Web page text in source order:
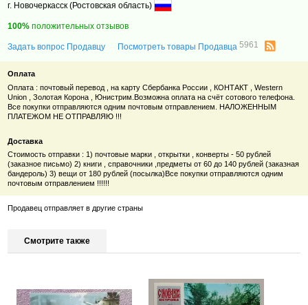
г. Новочеркасск (Ростовская область)
100% положительных отзывов
Задать вопрос Продавцу Посмотреть товары Продавца5961
Оплата
Оплата : почтовый перевод , на карту Сбербанка России , КОНТАКТ , Western
Union , Золотая Корона , Юнистрим.Возможна оплата на счёт сотового телефона.
Все покупки отправляются одним почтовым отправлением. НАЛОЖЕННЫМ
ПЛАТЕЖОМ НЕ ОТПРАВЛЯЮ !!!
Доставка
Стоимость отправки : 1) почтовые марки , открытки , конверты - 50 рублей
(заказное письмо) 2) книги , справочники ,предметы от 60 до 140 рублей (заказная
бандероль) 3) вещи от 180 рублей (посылка)Все покупки отправляются одним
почтовым отправлением !!!!!!
Продавец отправляет в другие страны
Смотрите также